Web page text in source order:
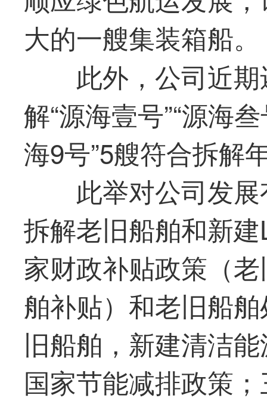
大的一艘集装箱船。
此外，公司近
解“源海壹号”“源海
海9号”5艘符合拆解
此举对公司发
拆解老旧船舶和新
家财政补贴政策（
舶补贴）和老旧船
旧船舶，新建清洁
国家节能减排政策